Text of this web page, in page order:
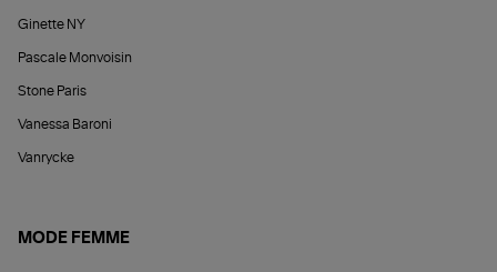
Ginette NY
Pascale Monvoisin
Stone Paris
Vanessa Baroni
Vanrycke
MODE FEMME